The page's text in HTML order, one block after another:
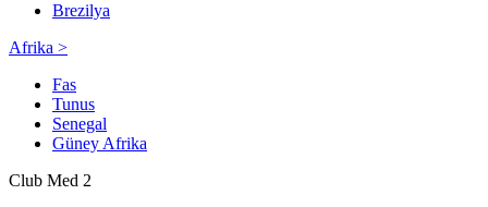
Brezilya
Afrika >
Fas
Tunus
Senegal
Güney Afrika
Club Med 2